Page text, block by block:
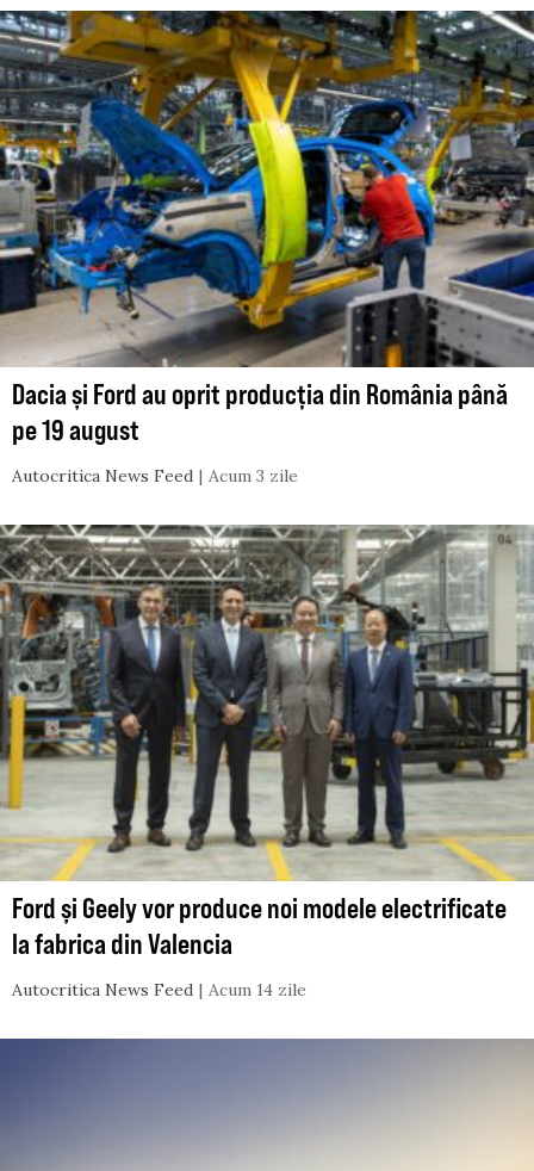
Dacia și Ford au oprit producția din România până
pe 19 august
Autocritica News Feed Acum 3 zile
Ford și Geely vor produce noi modele electrificate
la fabrica din Valencia
Autocritica News Feed Acum 14 zile